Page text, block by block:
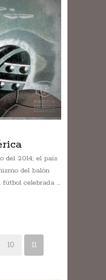
del 2014; el país
del balón
celebrada ...
10 11